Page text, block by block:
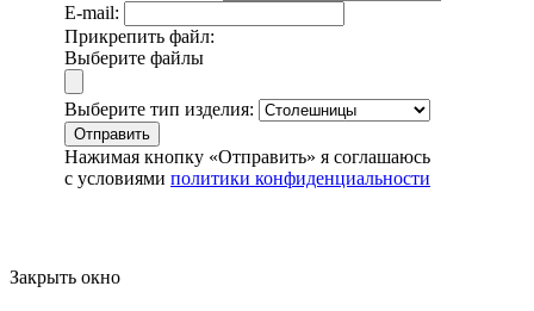
E-mail:
Прикрепить файл:
Выберите файлы
Выберите тип изделия:
Отправить
Нажимая кнопку «Отправить» я соглашаюсь
с условиями политики конфиденциальности
Закрыть окно